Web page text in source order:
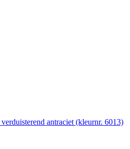
antraciet (kleurnr. 6013)